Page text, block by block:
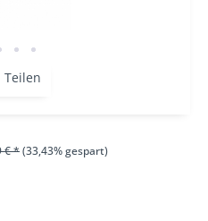
Teilen
€ *(33,43% gespart)